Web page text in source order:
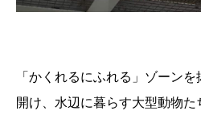
「かくれるにふれる」ゾーン
開け、水辺に暮らす大型動物